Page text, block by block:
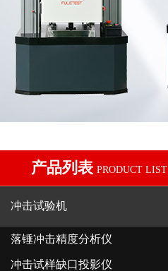
产品列表 PRODUCT LIST
冲击试验机
落锤冲击精度分析仪
冲击试样缺口投影仪